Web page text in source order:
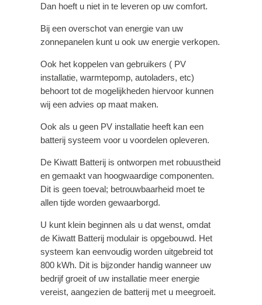
Dan hoeft u niet in te leveren op uw comfort.
Bij een overschot van energie van uw
zonnepanelen kunt u ook uw energie verkopen.
Ook het koppelen van gebruikers ( PV
installatie, warmtepomp, autoladers, etc)
behoort tot de mogelijkheden hiervoor kunnen
wij een advies op maat maken.
Ook als u geen PV installatie heeft kan een
batterij systeem voor u voordelen opleveren.
De Kiwatt Batterij is ontworpen met robuustheid
en gemaakt van hoogwaardige componenten.
Dit is geen toeval; betrouwbaarheid moet te
allen tijde worden gewaarborgd.
U kunt klein beginnen als u dat wenst, omdat
de Kiwatt Batterij modulair is opgebouwd. Het
systeem kan eenvoudig worden uitgebreid tot
800 kWh. Dit is bijzonder handig wanneer uw
bedrijf groeit of uw installatie meer energie
vereist, aangezien de batterij met u meegroeit.